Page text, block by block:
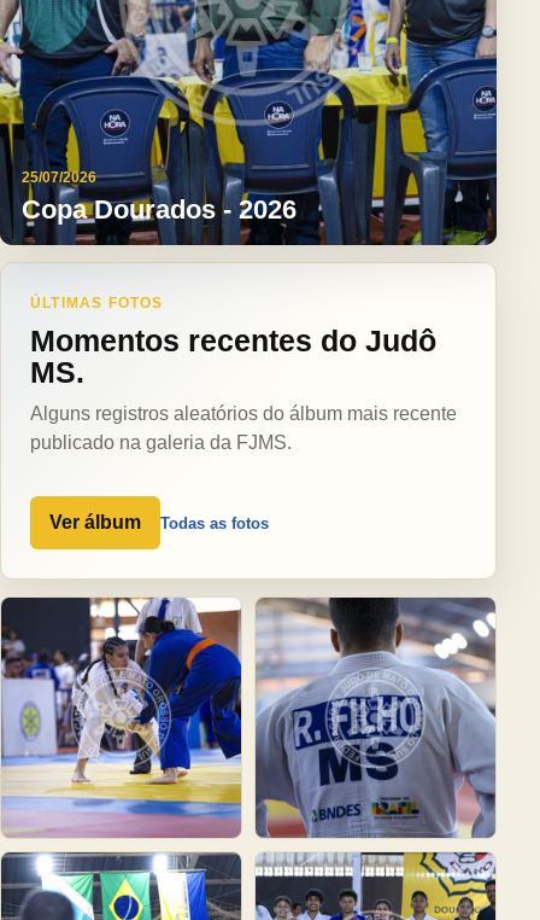
25/07/2026
Copa Dourados - 2026
ÚLTIMAS FOTOS
Momentos recentes do Judô
MS.
Alguns registros aleatórios do álbum mais recente
publicado na galeria da FJMS.
Ver álbum Todas as fotos